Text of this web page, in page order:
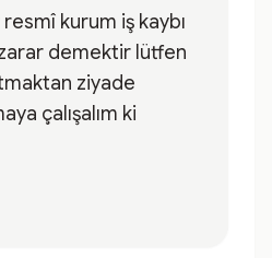
kurum iş kaybı
demektir lütfen
ziyade
çalışalım ki